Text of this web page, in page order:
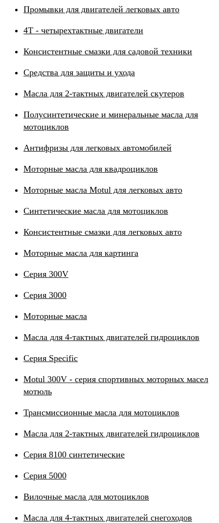
Промывки для двигателей легковых авто
4Т - четырехтактные двигатели
Консистентные смазки для садовой техники
Средства для защиты и ухода
Масла для 2-тактных двигателей скутеров
Полусинтетические и минеральные масла для
мотоциклов
Антифризы для легковых автомобилей
Моторные масла для квадроциклов
Моторные масла Motul для легковых авто
Синтетические масла для мотоциклов
Консистентные смазки для легковых авто
Моторные масла для картинга
Серия 300V
Серия 3000
Моторные масла
Масла для 4-тактных двигателей гидроциклов
Серия Specific
Motul 300V - серия спортивных моторных масел
мотюль
Трансмиссионные масла для мотоциклов
Масла для 2-тактных двигателей гидроциклов
Серия 8100 синтетические
Серия 5000
Вилочные масла для мотоциклов
Масла для 4-тактных двигателей снегоходов